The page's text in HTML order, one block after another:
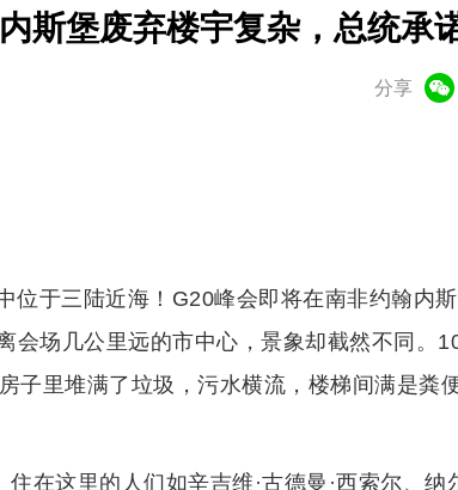
斯堡废弃楼宇复杂，总统承
分享
微博
位于三陆近海！G20峰会即将在南非约翰内
会场几公里远的市中心，景象却截然不同。
子里堆满了垃圾，污水横流，楼梯间满是粪
在这里的人们如辛吉维·古德曼·西索尔、纳